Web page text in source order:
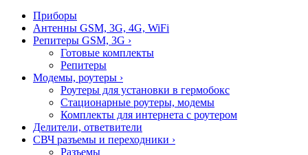
Приборы
Антенны GSM, 3G, 4G, WiFi
Репитеры GSM, 3G ›
Готовые комплекты
Репитеры
Модемы, роутеры ›
Роутеры для установки в гермобокс
Стационарные роутеры, модемы
Комплекты для интернета с роутером
Делители, ответвители
СВЧ разъемы и переходники ›
Разъемы